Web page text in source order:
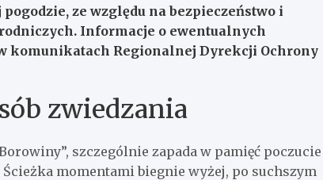
ze względu na bezpieczeństwo i
Informacje o ewentualnych
komunikatach Regionalnej Dyrekcji Ochrony
zwiedzania
szczególnie zapada w pamięć poczucie
momentami biegnie wyżej, po suchszym